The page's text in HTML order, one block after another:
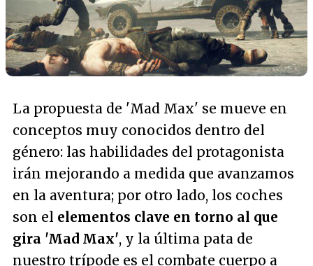
La propuesta de 'Mad Max' se mueve en
conceptos muy conocidos dentro del
género: las habilidades del protagonista
irán mejorando a medida que avanzamos
en la aventura; por otro lado, los coches
son el elementos clave en torno al que
gira 'Mad Max', y la última pata de
nuestro trípode es el combate cuerpo a